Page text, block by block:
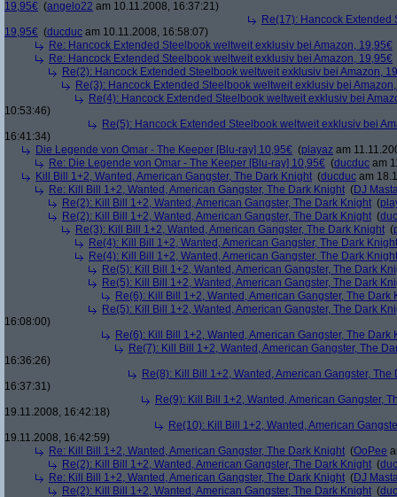
19,95€ (angelo22 am 10.11.2008, 16:37:21)
Re(17): Hancock
19,95€ (ducduc am 10.11.2008, 16:58:07)
Re: Hancock Extended Steelbook weltweit exklusiv bei Amazon, 19,95€
Re: Hancock Extended Steelbook weltweit exklusiv bei Amazon, 19,95€
Re(2): Hancock Extended Steelbook weltweit exklusiv bei Amazon,
Re(3): Hancock Extended Steelbook weltweit exklusiv bei
Re(4): Hancock Extended Steelbook weltweit exklusiv bei
10:53:46)
Re(5): Hancock Extended Steelbook weltweit exklusiv bei
16:41:34)
Die Legende von Omar - The Keeper [Blu-ray] 10,95€ (playaz am
Re: Die Legende von Omar - The Keeper [Blu-ray] 10,95€ (ducduc am
Kill Bill 1+2, Wanted, American Gangster, The Dark Knight (ducduc am
Re: Kill Bill 1+2, Wanted, American Gangster, The Dark Knight (DJ
Re(2): Kill Bill 1+2, Wanted, American Gangster, The Dark Knight (
Re(2): Kill Bill 1+2, Wanted, American Gangster, The Dark Knight (
Re(3): Kill Bill 1+2, Wanted, American Gangster, The Dark Knight (
Re(4): Kill Bill 1+2, Wanted, American Gangster, The Dark Knight
Re(4): Kill Bill 1+2, Wanted, American Gangster, The Dark Knight
Re(5): Kill Bill 1+2, Wanted, American Gangster, The Dark
Re(5): Kill Bill 1+2, Wanted, American Gangster, The Dark
Re(6): Kill Bill 1+2, Wanted, American Gangster, The Dark
Re(5): Kill Bill 1+2, Wanted, American Gangster, The Dark
16:08:00)
Re(6): Kill Bill 1+2, Wanted, American Gangster, The Dark
Re(7): Kill Bill 1+2, Wanted, American Gangster, The
16:36:26)
Re(8): Kill Bill 1+2, Wanted, American Gangster, The
16:37:31)
Re(9): Kill Bill 1+2, Wanted, American Gangster,
19.11.2008, 16:42:18)
Re(10): Kill Bill 1+2, Wanted, American
19.11.2008, 16:42:59)
Re: Kill Bill 1+2, Wanted, American Gangster, The Dark Knight (OoPee
Re(2): Kill Bill 1+2, Wanted, American Gangster, The Dark Knight (
Re: Kill Bill 1+2, Wanted, American Gangster, The Dark Knight (DJ
Re(2): Kill Bill 1+2, Wanted, American Gangster, The Dark Knight (